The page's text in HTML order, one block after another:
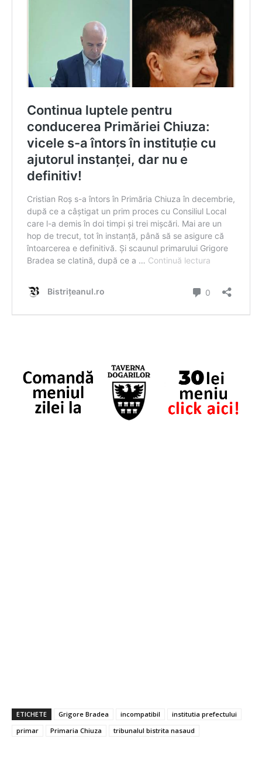
ETICHETE Grigore Bradea incompatibil
institutia prefectului
primar
Primaria Chiuza tribunalul bistrita nasaud